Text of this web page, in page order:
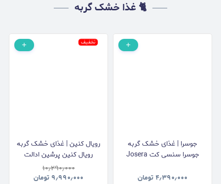
🐈 غذا خشک گربه
جوسرا | غذای خشک گربه
جوسرا سنسی کت Josera
۴٫۳۹۰٫۰۰۰ تومان
تخفیف
رویال کنین | غذای خشک گربه
رویال کنین پرشین ادالت
Royal Canin Persian Adult
وزن 2 کیلوگرم
۱۰٫۲۹۰٫۰۰۰
۹٫۹۹۰٫۰۰۰ تومان